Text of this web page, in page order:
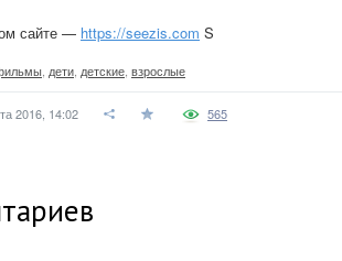
сайте — https://seezis.com S
дети детские взрослые
2016, 14:02 565